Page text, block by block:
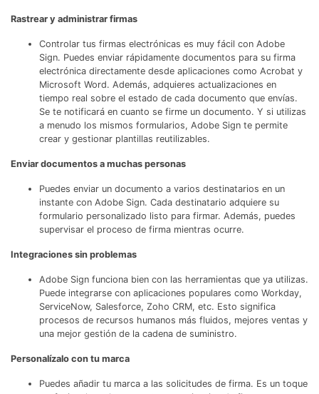
Freelancer
Explorar todas las características
PDFelement para Android
Centro de conocimiento
Explorar más
Plantillas de PDF gratuitas
Edita y personaliza plantillas gratuitas.
Adquiere PDFelement con descuento académico.
Centro de descargas
Descarga las herramientas de PDF.
Actualizar a PDFelement V12.
Rastrear y administrar firmas
Controlar tus firmas electrónicas es muy fácil con Adobe
Sign. Puedes enviar rápidamente documentos para su firma
electrónica directamente desde aplicaciones como Acrobat y
Microsoft Word. Además, adquieres actualizaciones en
tiempo real sobre el estado de cada documento que envías.
Se te notificará en cuanto se firme un documento. Y si utilizas
a menudo los mismos formularios, Adobe Sign te permite
crear y gestionar plantillas reutilizables.
Enviar documentos a muchas personas
Puedes enviar un documento a varios destinatarios en un
instante con Adobe Sign. Cada destinatario adquiere su
formulario personalizado listo para firmar. Además, puedes
supervisar el proceso de firma mientras ocurre.
Integraciones sin problemas
Adobe Sign funciona bien con las herramientas que ya utilizas.
Puede integrarse con aplicaciones populares como Workday,
ServiceNow, Salesforce, Zoho CRM, etc. Esto significa
procesos de recursos humanos más fluidos, mejores ventas y
una mejor gestión de la cadena de suministro.
Personalízalo con tu marca
Puedes añadir tu marca a las solicitudes de firma. Es un toque